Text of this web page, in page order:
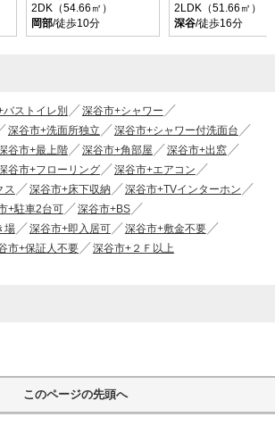
2DK（54.66㎡）
岡部/徒歩10分
2LDK（51.66㎡）
深谷/徒歩16分
バストイレ別
深谷市+シャワー
深谷市+洗面所独立
深谷市+シャワー付洗面台
谷市+最上階 深谷市+角部屋
深谷市+出窓
谷市+フローリング
深谷市+エアコン
ス
深谷市+床下収納
深谷市+TVインターホン
+駐車2台可
深谷市+BS
場
深谷市+即入居可
深谷市+敷金不要
市+保証人不要 深谷市+２Ｆ以上
このページの先頭へ